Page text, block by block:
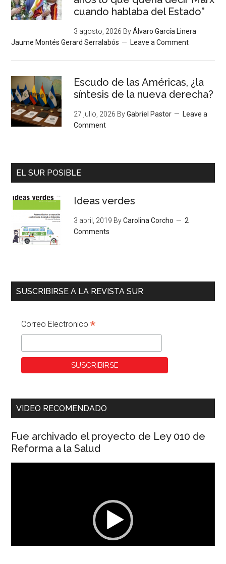
cuando hablaba del Estado”
3 agosto, 2026 ByÁlvaro García Linera
Jaume Montés Gerard Serralabós
Leave a Comment
Escudo de las Américas, ¿la
síntesis de la nueva derecha?
27 julio, 2026 ByGabriel Pastor
Leave a
Comment
EL SUR POSIBLE
Ideas verdes
3 abril, 2019 ByCarolina Corcho
2
Comments
SUSCRIBIRSE A LA REVISTA SUR
Correo Electronico*
VIDEO RECOMENDADO
Fue archivado el proyecto de Ley 010 de
Reforma a la Salud